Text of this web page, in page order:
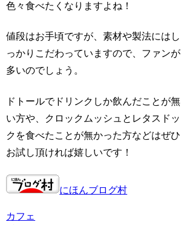
色々食べたくなりますよね！
値段はお手頃ですが、素材や製法にはし
っかりこだわっていますので、ファンが
多いのでしょう。
ドトールでドリンクしか飲んだことが無
い方や、クロックムッシュとレタスドッ
クを食べたことが無かった方などはぜひ
お試し頂ければ嬉しいです！
にほんブログ村
カフェ